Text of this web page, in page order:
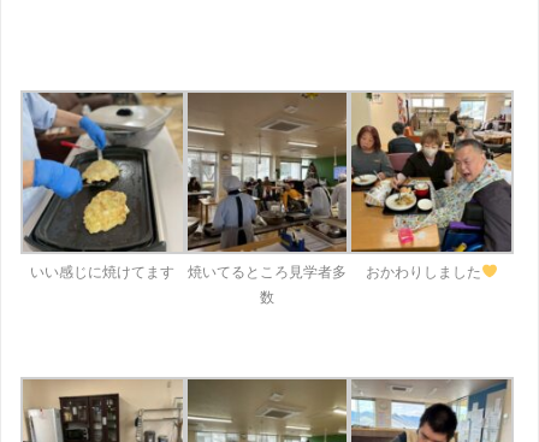
いい感じに焼けてます
焼いてるところ見学者多
数
おかわりしました